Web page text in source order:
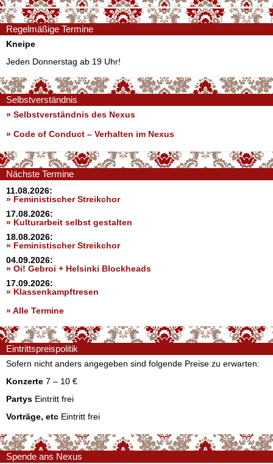
Regelmäßige Termine
Kneipe
Jeden Donnerstag ab 19 Uhr!
Selbstverständnis
» Selbstverständnis des Nexus
» Code of Conduct – Verhalten im Nexus
Nächste Termine
11.08.2026:
» Feministischer Streikchor
17.08.2026:
» Kulturarbeit selbst gestalten
18.08.2026:
» Feministischer Streikchor
04.09.2026:
» Oi! Gebroi + Helsinki Blockheads
17.09.2026:
» Klassenkampftresen
» Alle Termine
Eintrittspreispolitik
Sofern nicht anders angegeben sind folgende Preise zu erwarten:
Konzerte 7 – 10 €
Partys Eintritt frei
Vorträge, etc Eintritt frei
Spende ans Nexus